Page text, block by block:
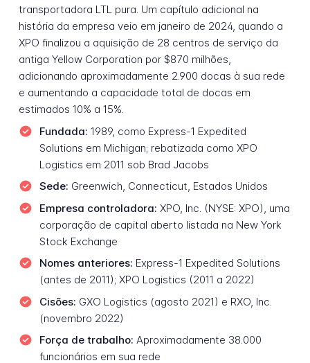
transportadora LTL pura. Um capítulo adicional na
história da empresa veio em janeiro de 2024, quando a
XPO finalizou a aquisição de 28 centros de serviço da
antiga Yellow Corporation por $870 milhões,
adicionando aproximadamente 2.900 docas à sua rede
e aumentando a capacidade total de docas em
estimados 10% a 15%.
Fundada: 1989, como Express-1 Expedited
Solutions em Michigan; rebatizada como XPO
Logistics em 2011 sob Brad Jacobs
Sede: Greenwich, Connecticut, Estados Unidos
Empresa controladora: XPO, Inc. (NYSE: XPO), uma
corporação de capital aberto listada na New York
Stock Exchange
Nomes anteriores: Express-1 Expedited Solutions
(antes de 2011); XPO Logistics (2011 a 2022)
Cisões: GXO Logistics (agosto 2021) e RXO, Inc.
(novembro 2022)
Força de trabalho: Aproximadamente 38.000
funcionários em sua rede